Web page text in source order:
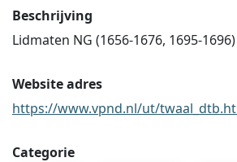
Beschrijving
Lidmaten NG (1656-1676, 1695-
Website adres
https://www.vpnd.nl/ut/
Categorie